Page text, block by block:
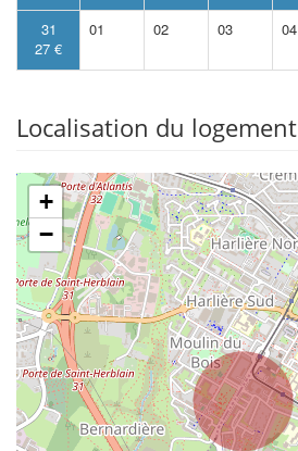
31
27 €
01 02 03 04
Localisation du logement
+
−